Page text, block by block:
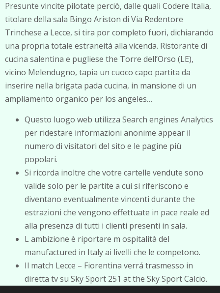
Presunte vincite pilotate perciò, dalle quali Codere Italia,
titolare della sala Bingo Ariston di Via Redentore
Trinchese a Lecce, si tira por completo fuori, dichiarando
una propria totale estraneità alla vicenda. Ristorante di
cucina salentina e pugliese the Torre dell’Orso (LE),
vicino Melendugno, tapia un cuoco capo partita da
inserire nella brigata pada cucina, in mansione di un
ampliamento organico per los angeles…
Questo luogo web utilizza Search engines Analytics
per ridestare informazioni anonime appear il
numero di visitatori del sito e le pagine più
popolari.
Si ricorda inoltre che votre cartelle vendute sono
valide solo per le partite a cui si riferiscono e
diventano eventualmente vincenti durante the
estrazioni che vengono effettuate in pace reale ed
alla presenza di tutti i clienti presenti in sala.
L ambizione è riportare m ospitalità del
manufactured in Italy ai livelli che le competono.
Il match Lecce – Fiorentina verrá trasmesso in
diretta tv su Sky Sport 251 at the Sky Sport Calcio.